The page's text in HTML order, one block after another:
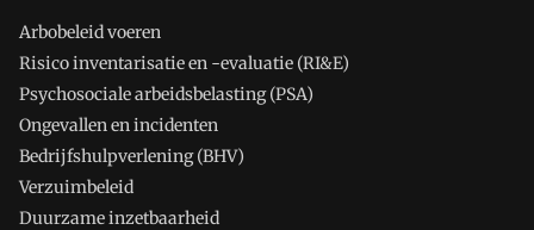
Arbobeleid voeren
Risico inventarisatie en -evaluatie (RI&E)
Psychosociale arbeidsbelasting (PSA)
Ongevallen en incidenten
Bedrijfshulpverlening (BHV)
Verzuimbeleid
Duurzame inzetbaarheid